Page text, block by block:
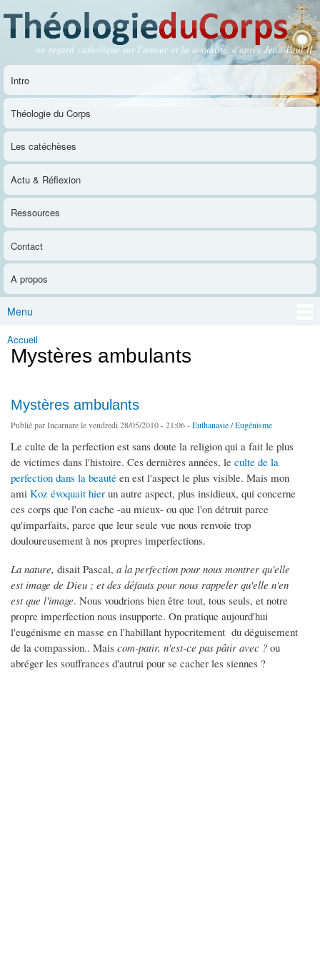
contenu
principal
Théologie du Corps
un regard catholique sur l'amour et la sexualité, d'après Jean-Paul II
Menu principal
Intro
Théologie du Corps
Les catéchèses
Actu & Réflexion
Ressources
Contact
A propos
Menu
Vous êtes ici
Accueil
Mystères ambulants
Mystères ambulants
Publié parIncarnarele vendredi 28/05/2010 - 21:06 -Euthanasie / Eugénisme
Le culte de la perfection est sans doute la religion qui a fait le plus
de victimes dans l'histoire. Ces dernières années, le culte de la
perfection dans la beauté en est l'aspect le plus visible. Mais mon
ami Koz évoquait hier un autre aspect, plus insidieux, qui concerne
ces corps que l'on cache -au mieux- ou que l'on détruit parce
qu'imparfaits, parce que leur seule vue nous renvoie trop
douloureusement à nos propres imperfections.
La nature, disait Pascal, a la perfection pour nous montrer qu'elle
est image de Dieu ; et des défauts pour nous rappeler qu'elle n'en
est que l'image. Nous voudrions bien être tout, tous seuls, et notre
propre imperfection nous insupporte. On pratique aujourd'hui
l'eugénisme en masse en l'habillant hypocritement du déguisement
de la compassion.. Mais com-patir, n'est-ce pas pâtir avec ? ou
abréger les souffrances d'autrui pour se cacher les siennes ?